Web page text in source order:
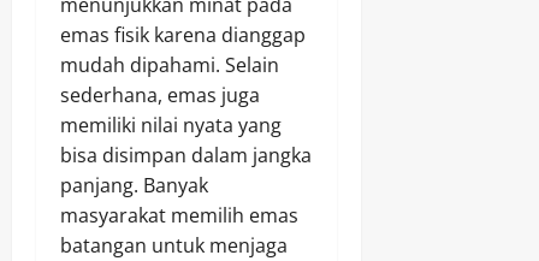
menunjukkan minat pada
emas fisik karena dianggap
mudah dipahami. Selain
sederhana, emas juga
memiliki nilai nyata yang
bisa disimpan dalam jangka
panjang. Banyak
masyarakat memilih emas
batangan untuk menjaga